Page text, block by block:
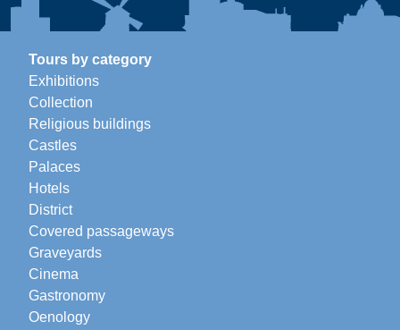
Tours by category
Exhibitions
Collection
Religious buildings
Castles
Palaces
Hotels
District
Covered passageways
Graveyards
Cinema
Gastronomy
Oenology